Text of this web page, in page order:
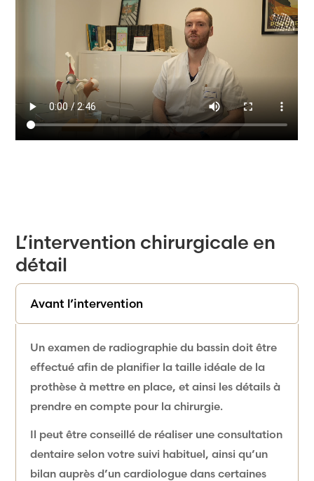
L’intervention chirurgicale en
détail
Avant l’intervention
Un examen de radiographie du bassin doit être
effectué afin de planifier la taille idéale de la
prothèse à mettre en place, et ainsi les détails à
prendre en compte pour la chirurgie.
Il peut être conseillé de réaliser une consultation
dentaire selon votre suivi habituel, ainsi qu’un
bilan auprès d’un cardiologue dans certaines